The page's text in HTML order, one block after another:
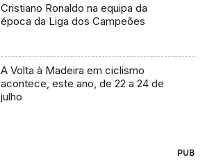
Cristiano Ronaldo na equipa da
época da Liga dos Campeões
A Volta à Madeira em ciclismo
acontece, este ano, de 22 a 24 de
julho
PUB